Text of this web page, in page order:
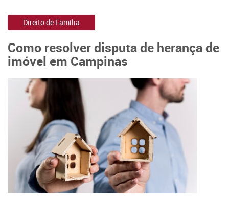
Direito de Família
Como resolver disputa de herança de
imóvel em Campinas